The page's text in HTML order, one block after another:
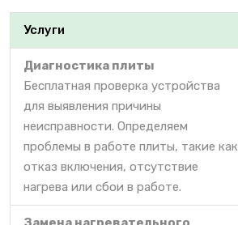
Услуги
Диагностика плиты
Бесплатная проверка устройства
для выявления причины
неисправности. Определяем
проблемы в работе плиты, такие как
отказ включения, отсутствие
нагрева или сбои в работе.